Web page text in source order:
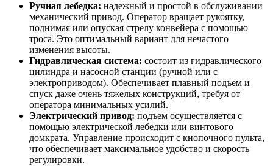
Ручная лебедка: надежный и простой в обслуживании
механический привод. Оператор вращает рукоятку,
поднимая или опуская стрелу конвейера с помощью
троса. Это оптимальный вариант для нечастого
изменения высоты.
Гидравлическая система: состоит из гидравлического
цилиндра и насосной станции (ручной или с
электроприводом). Обеспечивает плавный подъем и
спуск даже очень тяжелых конструкций, требуя от
оператора минимальных усилий.
Электрический привод: подъем осуществляется с
помощью электрической лебедки или винтового
домкрата. Управление происходит с кнопочного пульта,
что обеспечивает максимальное удобство и скорость
регулировки.